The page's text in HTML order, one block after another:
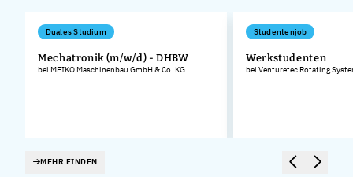
Duales Studium
Mechatronik (m/w/d) - DHBW
bei MEIKO Maschinenbau GmbH & Co. KG
Studentenjob
Werkstudenten
bei Venturetec Rotating
MEHR FINDEN